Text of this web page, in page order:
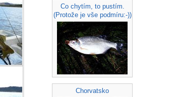
Co chytím, to pustím.
(Protože je vše podmíru:-))
Chorvatsko